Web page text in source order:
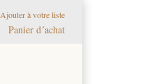
Ajouter à votre liste
Panier d´achat